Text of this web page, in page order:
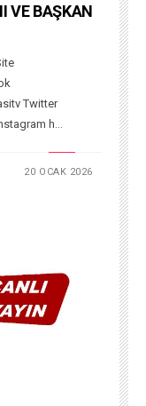
VE BAŞKAN
Twitter
h...
20 OCAK 2026